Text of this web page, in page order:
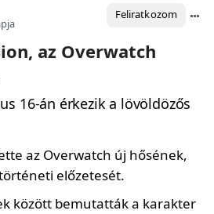
Feliratkozom
az Overwatch
16-án érkezik a lövöldözős
az Overwatch új hősének,
előzetesét.
között bemutatták a karakter